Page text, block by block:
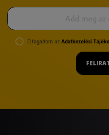
Elfogadom az Adatkezelési